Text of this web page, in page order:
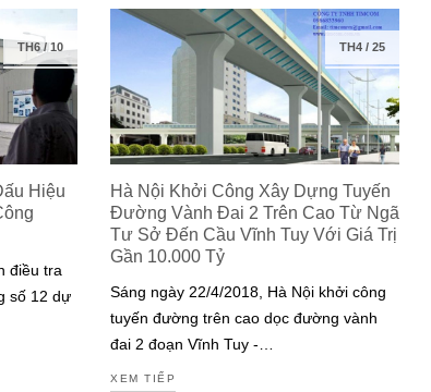
TH6/10
Hiệu
điều tra
số 12 dự
TH4 / 25
Hà Nội Khởi Công Xây Dựng Tuyến
Đường Vành Đai 2 Trên Cao Từ Ngã
Tư Sở Đến Cầu Vĩnh Tuy Với Giá Trị
Gần 10.000 Tỷ
Sáng ngày 22/4/2018, Hà Nội khởi công
tuyến đường trên cao dọc đường vành
đai 2 đoạn Vĩnh Tuy -…
XEM TIẾP